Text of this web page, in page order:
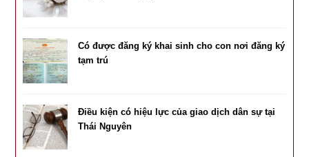
Có được đăng ký khai sinh cho con nơi đăng ký
tạm trú
Điều kiện có hiệu lực của giao dịch dân sự tại
Thái Nguyên